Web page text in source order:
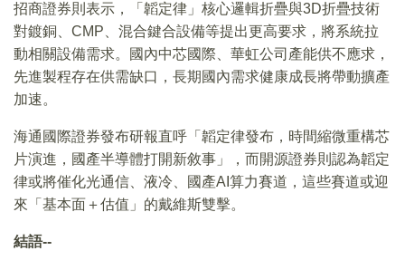
招商證券則表示，「韜定律」核心邏輯折疊與3D折疊技術
對鍍銅、CMP、混合鍵合設備等提出更高要求，將系統拉
動相關設備需求。國內中芯國際、華虹公司產能供不應求，
先進製程存在供需缺口，長期國內需求健康成長將帶動擴產
加速。
海通國際證券發布研報直呼「韜定律發布，時間縮微重構芯
片演進，國產半導體打開新敘事」，而開源證券則認為韜定
律或將催化光通信、液冷、國產AI算力賽道，這些賽道或迎
來「基本面＋估值」的戴維斯雙擊。
結語--